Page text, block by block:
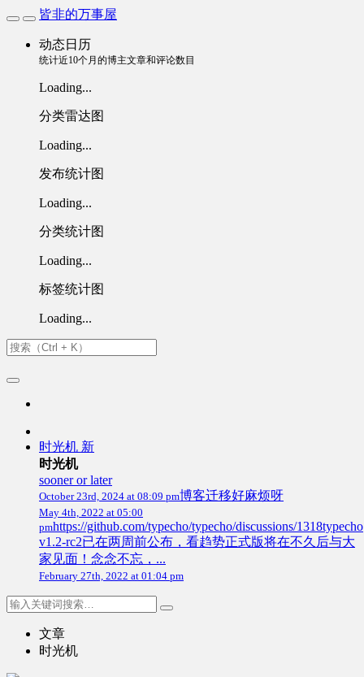
皆非的万事屋
动态日历
统计近10个月的博主文章和评论数目
Loading...
分类雷达图
Loading...
发布统计图
Loading...
分类统计图
Loading...
标签统计图
Loading...
时光机 新
时光机
sooner or later
October 23rd, 2024 at 08:09 pm博客迁移好麻烦呀
May 4th, 2022 at 05:00
pmhttps://github.com/typecho/typecho/discussions/1318typecho
v1.2-rc2已在两周前公布，看趋势正式版将在不久后与大
家见面！念念不忘，...
February 27th, 2022 at 01:04 pm
文章
时光机